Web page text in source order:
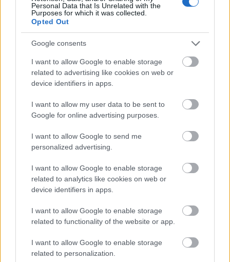
Personal Data that Is Unrelated with the
Purposes for which it was collected.
Opted Out
Google consents
I want to allow Google to enable storage
related to advertising like cookies on web or
device identifiers in apps.
I want to allow my user data to be sent to
Google for online advertising purposes.
I want to allow Google to send me
personalized advertising.
I want to allow Google to enable storage
related to analytics like cookies on web or
device identifiers in apps.
I want to allow Google to enable storage
related to functionality of the website or app.
I want to allow Google to enable storage
related to personalization.
20 év alatt 50 szüret a szőlőben!
Lehetséges ez?
A válasz: Tahiti
Winelovers•2019. január 22.